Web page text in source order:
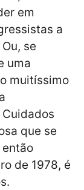
em
a
se
uma
muitíssimo
que se
de 1978, é